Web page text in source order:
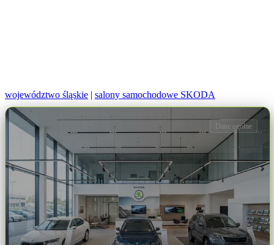
województwo śląskie | salony samochodowe SKODA
Dane ogólne